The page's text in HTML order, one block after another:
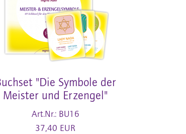
"Die Symbole der
Meister und Erzengel"
Art.Nr.: BU16
37,40 EUR